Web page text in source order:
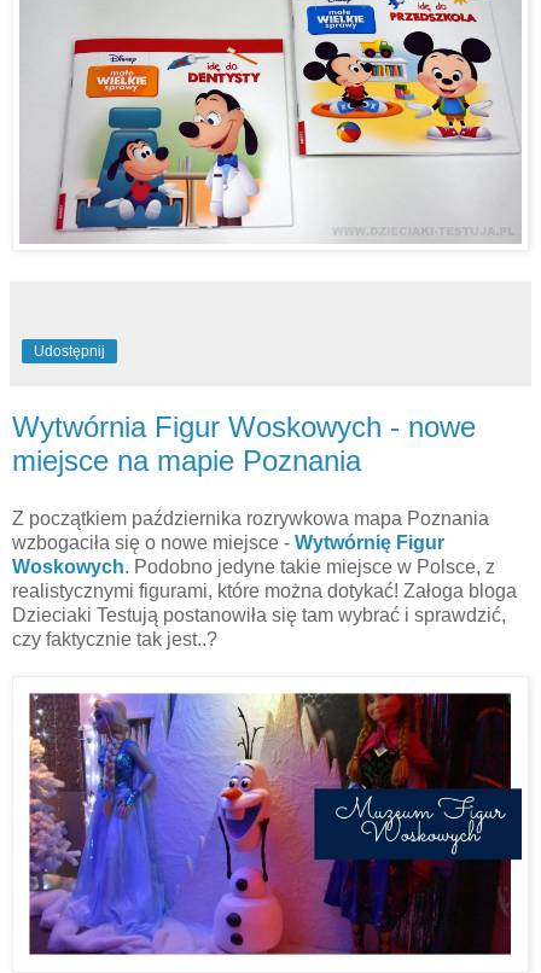
Udostępnij
Wytwórnia Figur Woskowych - nowe
miejsce na mapie Poznania
Z początkiem października rozrywkowa mapa Poznania
wzbogaciła się o nowe miejsce - Wytwórnię Figur
Woskowych. Podobno jedyne takie miejsce w Polsce, z
realistycznymi figurami, które można dotykać! Załoga bloga
Dzieciaki Testują postanowiła się tam wybrać i sprawdzić,
czy faktycznie tak jest..?